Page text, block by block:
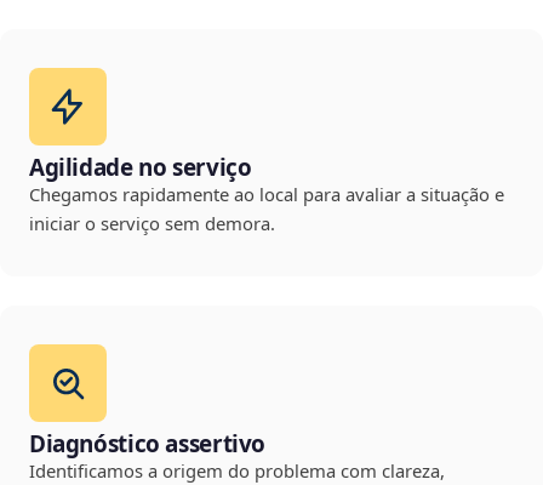
Agilidade no serviço
Chegamos rapidamente ao local para avaliar a situação e
iniciar o serviço sem demora.
Diagnóstico assertivo
Identificamos a origem do problema com clareza,